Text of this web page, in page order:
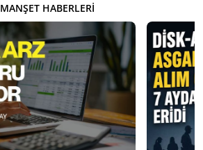
MANŞET HABERLERI